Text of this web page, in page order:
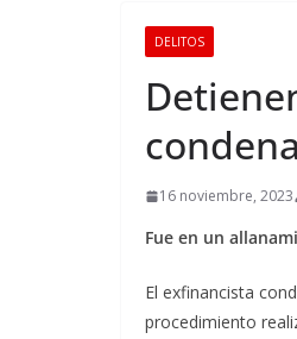
DELITOS
16 noviembre, 2023
Fue en un
El exfinancista
procedimiento